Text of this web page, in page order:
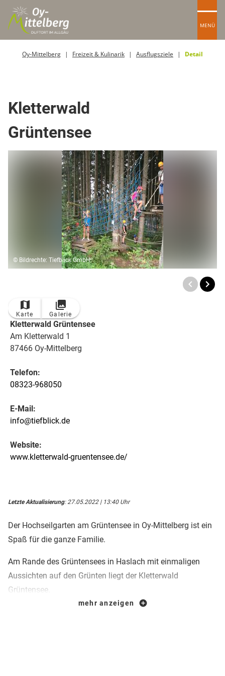
MENÜ
Oy-Mittelberg Freizeit & Kulinarik Ausflugsziele Detail
Kletterwald
Grüntensee
© Bildrechte: Tiefblick GmbH
Karte Galerie
Kletterwald Grüntensee
Am Kletterwald 1
87466 Oy-Mittelberg
Telefon:
08323-968050
E-Mail:
info@tiefblick.de
Website:
www.kletterwald-gruentensee.de/
Letzte Aktualisierung: 27.05.2022 | 13:40 Uhr
Der Hochseilgarten am Grüntensee in Oy-Mittelberg ist ein
Spaß für die ganze Familie.
Am Rande des Grüntensees in Haslach mit einmaligen
Aussichten auf den Grünten liegt der Kletterwald
Grüntensee.
mehr anzeigen